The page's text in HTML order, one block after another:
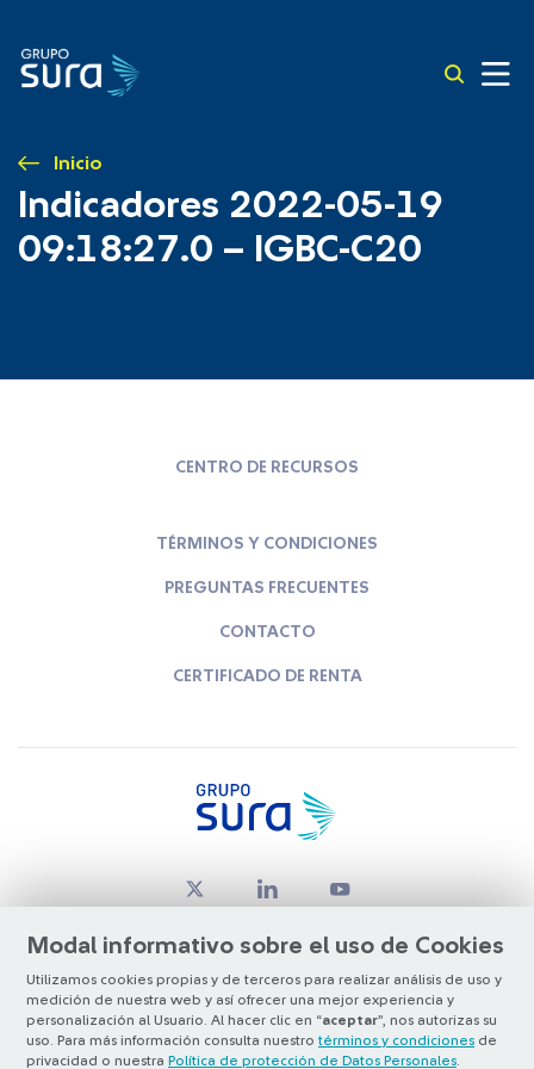
Inicio
Indicadores 2022-05-19
09:18:27.0 – IGBC-C20
Modal informativo sobre el uso de Cookies
Utilizamos cookies propias y de terceros para realizar análisis de uso y
medición de nuestra web y así ofrecer una mejor experiencia y
personalización al Usuario. Al hacer clic en “aceptar”, nos autorizas su
uso. Para más información consulta nuestro términos y condiciones de
privacidad o nuestra Política de protección de Datos Personales
CENTRO DE RECURSOS
TÉRMINOS Y CONDICIONES
PREGUNTAS FRECUENTES
CONTACTO
CERTIFICADO DE RENTA
© Copyright Grupo SURA 2026